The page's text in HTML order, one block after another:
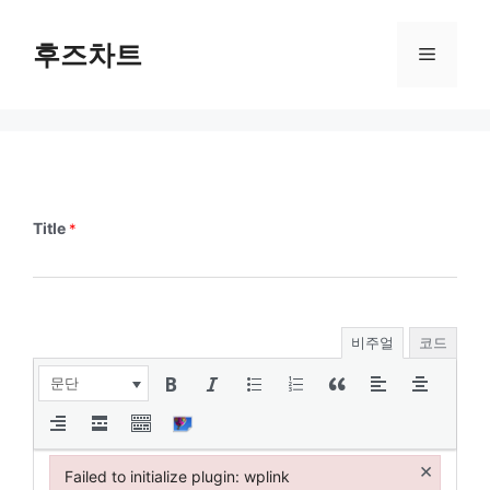
content후즈차트 Menu
Title *
비주얼 코드
문단
Failed to initialize plugin: wplink ×